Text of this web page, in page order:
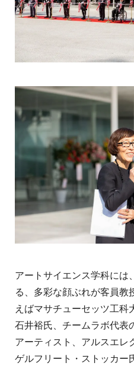
アートサイエンス学科には
る、多彩な顔ぶれが客員教
えばマサチューセッツ工科
石井裕氏、チームラボ代表
アーティスト、アルスエレ
ゲルフリート・ストッカー